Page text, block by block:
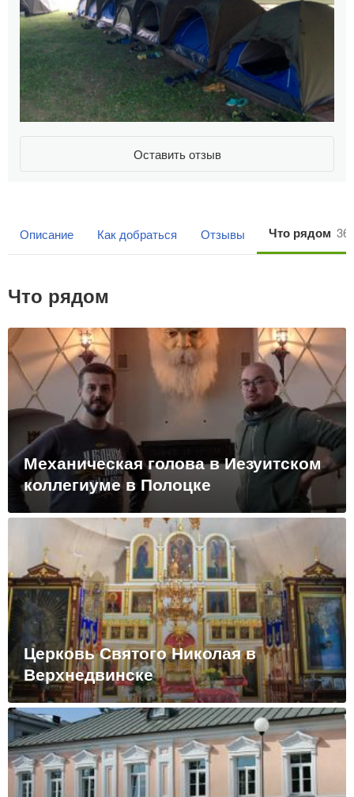
Оставить отзыв
Описание Как добраться Отзывы Что рядом 36
Что рядом
Механическая голова в Иезуитском
коллегиуме в Полоцке
Церковь Святого Николая в
Верхнедвинске